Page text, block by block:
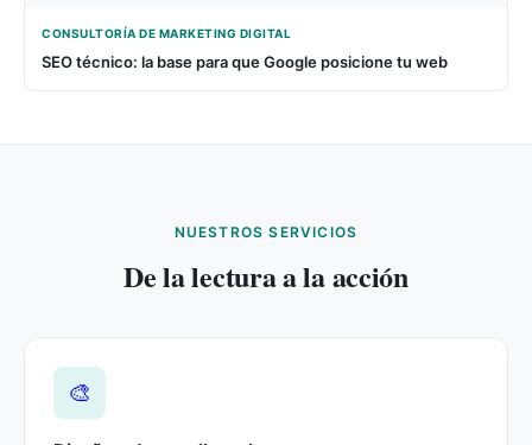
CONSULTORÍA DE MARKETING DIGITAL
SEO técnico: la base para que Google posicione tu web
NUESTROS SERVICIOS
De la lectura a la acción
🎨